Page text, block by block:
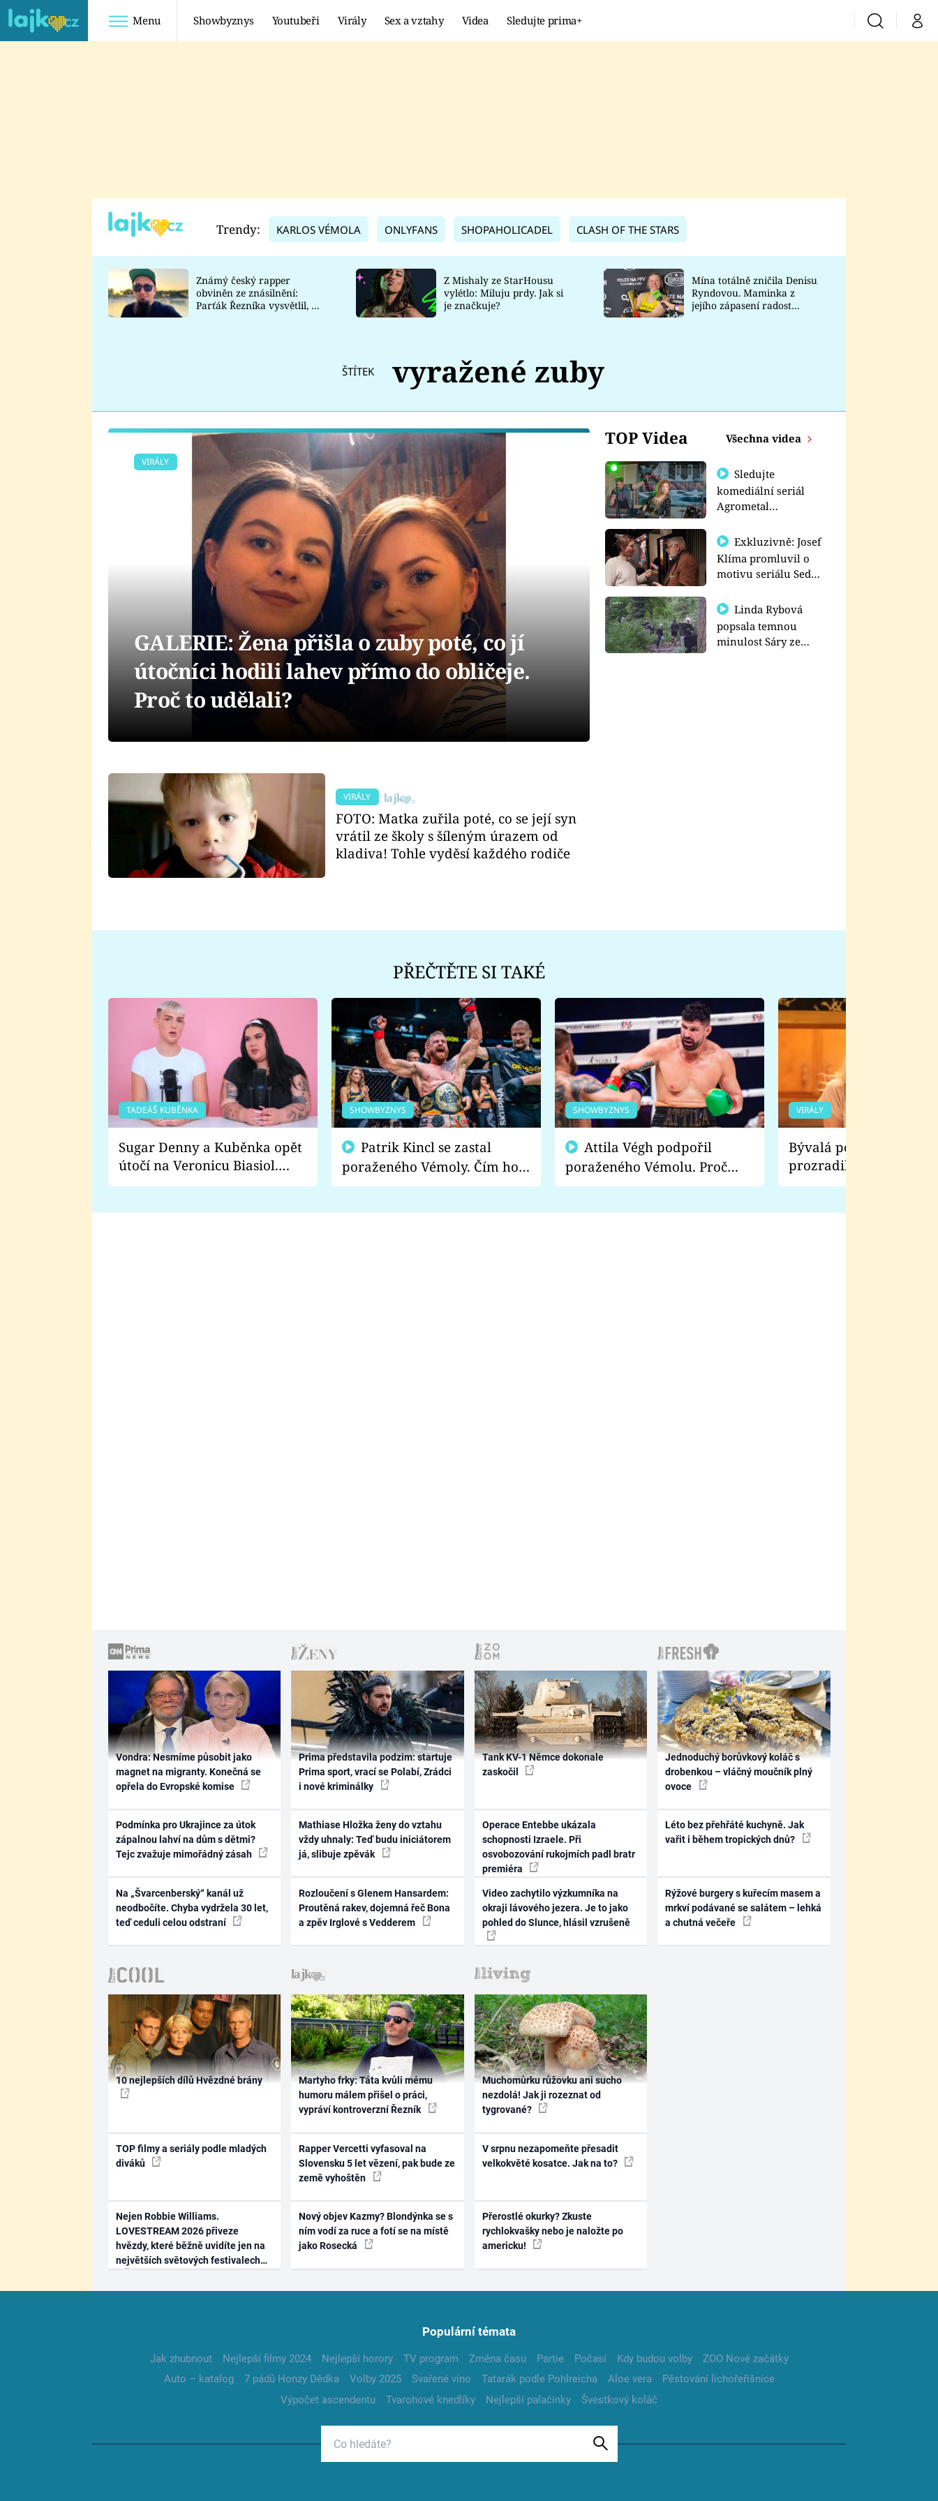
Menu Showbyznys Youtubeři Virály Sex a vztahy Videa Sledujte prima+ VyhledáváníMůj
TADEÁŠ KUBĚNKA
DATEL
Prima Lajk
Sledujte nás
Trendy: KARLOS VÉMOLA ONLYFANS SHOPAHOLICADEL CLASH OF THE STARS
Známý český rapper
obviněn ze znásilnění:
Parťák Řezníka vysvětlil, co
Z Mishaly ze StarHousu
vylétlo: Miluju prdy. Jak si
je značkuje?
Mína totálně zničila Denisu
Ryndovou. Maminka z
jejího zápasení radost
ŠTÍTEK vyražené zuby
TOP Videa Všechna videa
Sledujte
komediální seriál
Agrometal
prima+
Exkluzivně: Josef
Klíma promluvil o
motivu seriálu Sedm
Linda Rybová
popsala temnou
minulost Sáry ze
VIRÁLY
GALERIE: Žena přišla o zuby poté, co jí
útočníci hodili lahev přímo do obličeje.
Proč to udělali?
VIRÁLY
FOTO: Matka zuřila poté, co se její syn
vrátil ze školy s šíleným úrazem od
kladiva! Tohle vyděsí každého rodiče
PŘEČTĚTE SI TAKÉ
TADEÁŠ KUBĚNKA
Sugar Denny a Kuběnka opět
útočí na Veronicu Biasiol.
Proč je podle nich falešná a
SHOWBYZNYS
poraženého Vémoly. Čím ho
fanoušci naštvali?
SHOWBYZNYS
poraženého Vémolu. Proč
chce raději zápasit s ním než
VIRÁLY
Bývalá pornoherečka
prozradila, co ji
natáčení Euforie.
Vondra: Nesmíme působit jako
magnet na migranty. Konečná se
opřela do Evropské komise
Podmínka pro Ukrajince za útok
zápalnou lahví na dům s dětmi?
Tejc zvažuje mimořádný zásah
Na „Švarcenberský“ kanál už
neodbočíte. Chyba vydržela 30 let,
teď ceduli celou odstraní
Prima představila podzim: startuje
Prima sport, vrací se Polabí, Zrádci
i nové kriminálky
Mathiase Hložka ženy do vztahu
vždy uhnaly: Teď budu iniciátorem
já, slibuje zpěvák
Rozloučení s Glenem Hansardem:
Proutěná rakev, dojemná řeč Bona
a zpěv Irglové s Vedderem
Tank KV-1 Němce dokonale
zaskočil
Operace Entebbe ukázala
schopnosti Izraele. Při
osvobozování rukojmích padl bratr
premiéra
Video zachytilo výzkumníka na
okraji lávového jezera. Je to jako
pohled do Slunce, hlásil vzrušeně
Jednoduchý borůvkový koláč s
drobenkou – vláčný moučník plný
ovoce
Léto bez přehřáté kuchyně. Jak
vařit i během tropických dnů?
Rýžové burgery s kuřecím masem a
mrkví podávané se salátem – lehká
a chutná večeře
10 nejlepších dílů Hvězdné brány
TOP filmy a seriály podle mladých
diváků
Nejen Robbie Williams.
LOVESTREAM 2026 přiveze
hvězdy, které běžně uvidíte jen na
největších světových festivalech
Martyho frky: Táta kvůli mému
humoru málem přišel o práci,
vypráví kontroverzní Řezník
Rapper Vercetti vyfasoval na
Slovensku 5 let vězení, pak bude ze
země vyhoštěn
Nový objev Kazmy? Blondýnka se s
ním vodí za ruce a fotí se na místě
jako Rosecká
Muchomůrku růžovku ani sucho
nezdolá! Jak ji rozeznat od
tygrované?
V srpnu nezapomeňte přesadit
velkokvěté kosatce. Jak na to?
Přerostlé okurky? Zkuste
rychlokvašky nebo je naložte po
americku!
Populární témata
Jak zhubnout Nejlepší filmy 2024 Nejlepší horory TV program Změna času Partie Počasí Kdy budou volby
ZOO Nové začátky
Auto – katalog
7 pádů Honzy Dědka Volby 2025 Svařené víno Tatarák podle Pohlreicha Aloe vera
Pěstování lichořeřišnice
Výpočet ascendentu
Tvarohové knedlíky Nejlepší palačinky Švestkový koláč